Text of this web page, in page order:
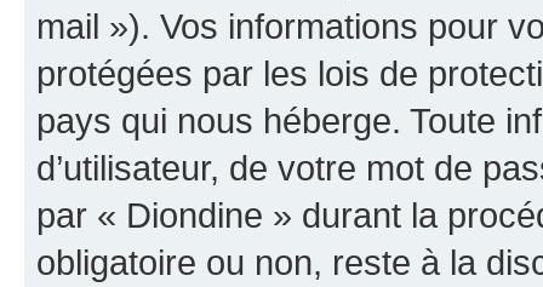
mail »). Vos informations pour
protégées par les lois de
pays qui nous héberge. Toute
d’utilisateur, de votre mot de
par « Diondine » durant la
obligatoire ou non, reste à la